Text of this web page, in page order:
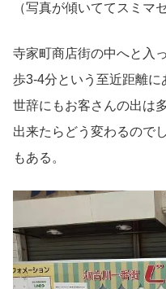
（写真が傾いててスミマ
寺家町商店街の中へと入
歩3-4分という至近距離
世辞にもお客さんの出は
出来たらどう変わるので
もある。